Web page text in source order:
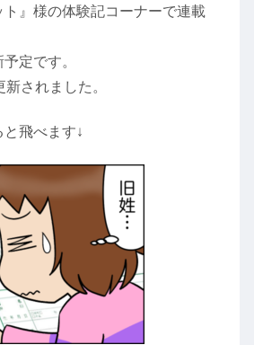
ト』様の体験記コーナーで連載
定です。
されました。
飛べます↓